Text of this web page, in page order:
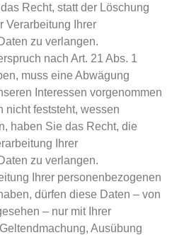
Recht, statt der Löschung
Verarbeitung Ihrer
zu verlangen.
nach Art. 21 Abs. 1
muss eine Abwägung
Interessen vorgenommen
nicht feststeht, wessen
haben Sie das Recht, die
Ihrer
zu verlangen.
Ihrer personenbezogenen
dürfen diese Daten – von
– nur mit Ihrer
Ausübung